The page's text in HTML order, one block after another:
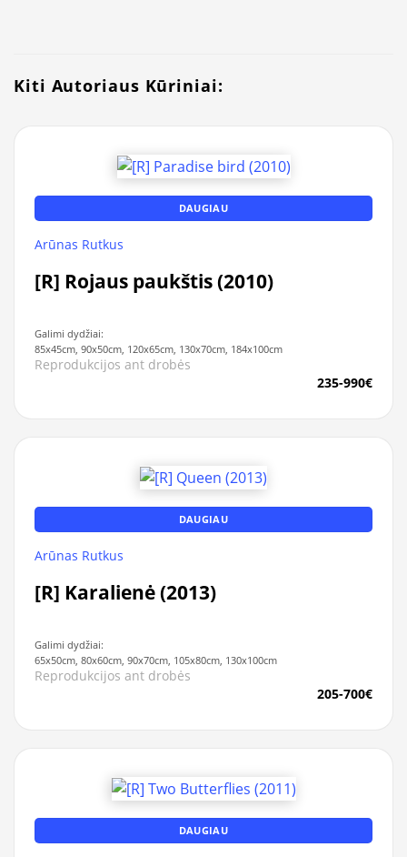
Kiti Autoriaus Kūriniai:
DAUGIAU
Arūnas Rutkus
[R] Rojaus paukštis (2010)
Galimi dydžiai:
85x45cm, 90x50cm, 120x65cm, 130x70cm, 184x100cm
Reprodukcijos ant drobės
235-990€
DAUGIAU
Arūnas Rutkus
[R] Karalienė (2013)
Galimi dydžiai:
65x50cm, 80x60cm, 90x70cm, 105x80cm, 130x100cm
Reprodukcijos ant drobės
205-700€
DAUGIAU